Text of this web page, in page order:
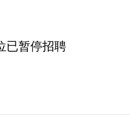
已暂停招聘